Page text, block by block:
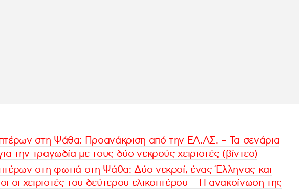
στη Ψάθα: Προανάκριση από την ΕΛ.ΑΣ. – Τα σενάρια
την τραγωδία με τους δύο νεκρούς χειριστές (βίντεο)
στη φωτιά στη Ψάθα: Δύο νεκροί, ένας Έλληνας και
οι χειριστές του δεύτερου ελικοπτέρου – Η ανακοίνωση της